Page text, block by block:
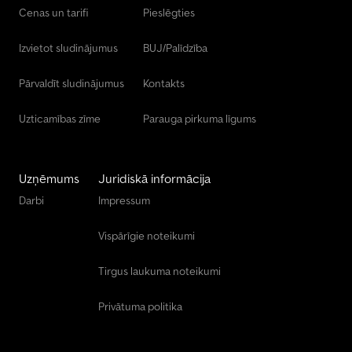
Scania Daļas Un Piederumi
Vögele Daļas Un Piederumi
Cenas un tarifi
Izvietot sludinājumus
Pārvaldīt sludinājumus
Uzticamības zīme
Pieslēgties
BUJ/Palīdzība
Kontakts
Parauga pirkuma līgums
Uzņēmums
Darbi
Juridiskā informācija
Impressum
Vispārīgie noteikumi
Tirgus laukuma noteikumi
Privātuma politika